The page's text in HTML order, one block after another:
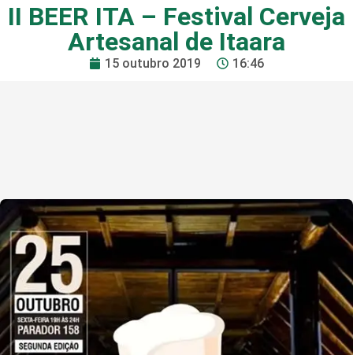
II BEER ITA – Festival Cerveja
Artesanal de Itaara
15 outubro 2019 16:46